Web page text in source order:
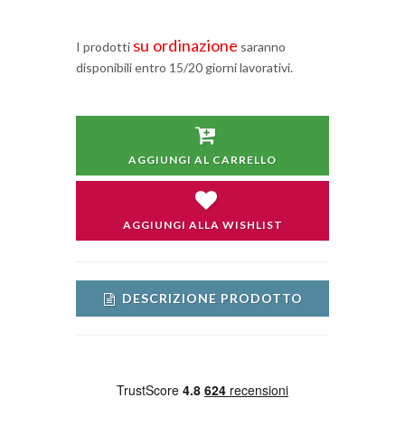
I prodotti su ordinazione saranno
disponibili entro 15/20 giorni lavorativi.
AGGIUNGI AL CARRELLO
AGGIUNGI ALLA WISHLIST
DESCRIZIONE PRODOTTO